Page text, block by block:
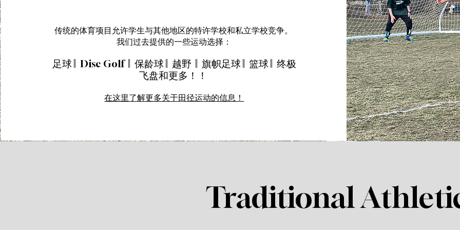
传统的体育项目允许学生与其他地区的特许学校和私立学校竞争。
我们过去提供的一些运动选择：
足球 || Disc Golf || 保龄球 || 越野 || 旗帜足球 || 篮球 || 终极
飞盘和更多！！
在这里了解更多关于田径运动的信息！
Traditional